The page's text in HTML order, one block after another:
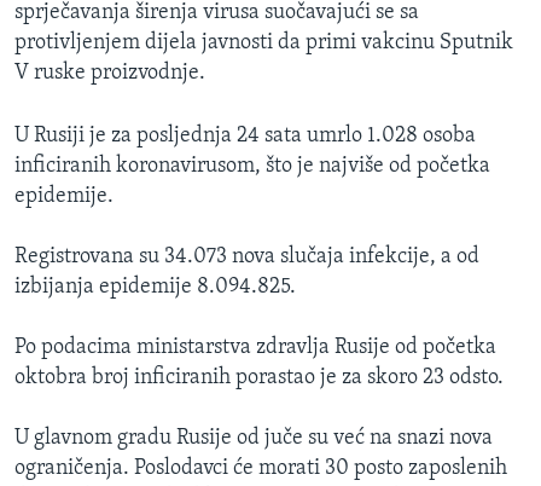
sprječavanja širenja virusa suočavajući se sa
protivljenjem dijela javnosti da primi vakcinu Sputnik
V ruske proizvodnje.
U Rusiji je za posljednja 24 sata umrlo 1.028 osoba
inficiranih koronavirusom, što je najviše od početka
epidemije.
Registrovana su 34.073 nova slučaja infekcije, a od
izbijanja epidemije 8.094.825.
Po podacima ministarstva zdravlja Rusije od početka
oktobra broj inficiranih porastao je za skoro 23 odsto.
U glavnom gradu Rusije od juče su već na snazi nova
ograničenja. Poslodavci će morati 30 posto zaposlenih